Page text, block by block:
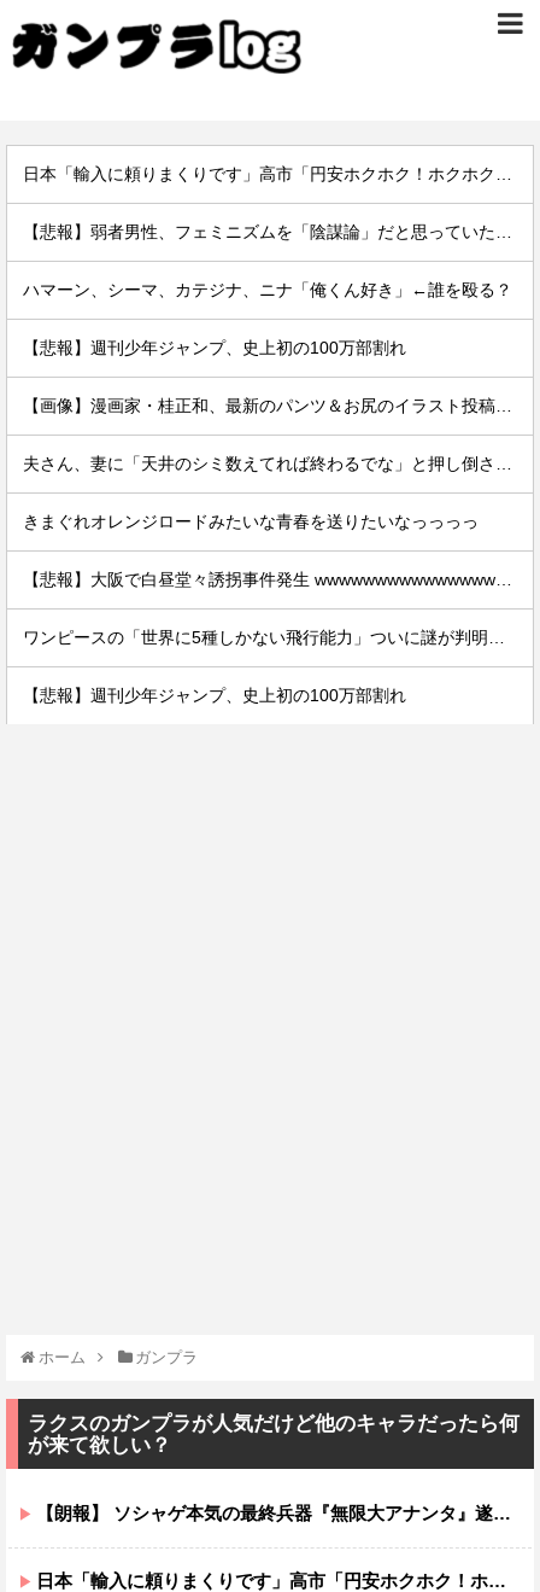
ハマーン、シーマ、カテジナ、ニナ「俺くん好き」←誰を殴る？
【悲報】週刊少年ジャンプ、史上初の100万部割れ
きまぐれオレンジロードみたいな青春を送りたいなっっっっ
【悲報】週刊少年ジャンプ、史上初の100万部割れ
ホーム ガンプラ
ラクスのガンプラが人気だけど他のキャラだったら何
が来て欲しい？
【朗報】 ソシャゲ本気の最終兵器『無限大アナンタ』遂にサービス開始へｗｗｗｗ
日本「輸入に頼りまくりです」高市「円安ホクホク！ホクホクゥ！」←